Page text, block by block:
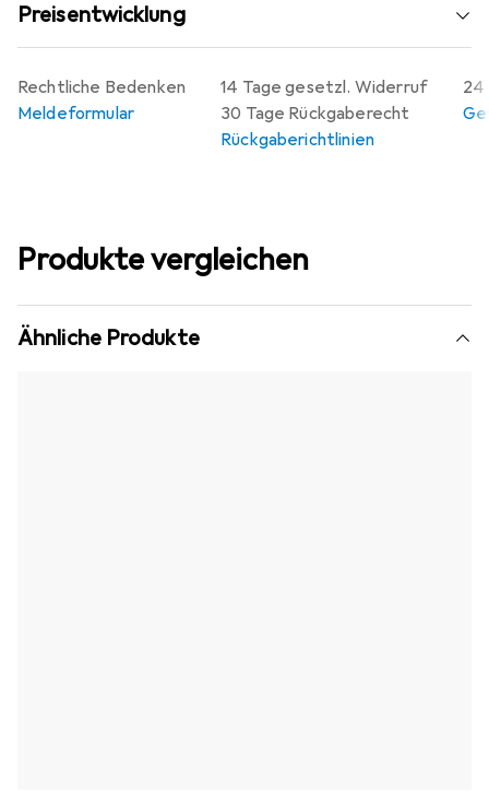
Preisentwicklung
14 Tage gesetzl. Widerruf
30 Tage Rückgaberecht
Rückgaberichtlinien
24
Rechtliche Bedenken
Meldeformular
Produkte vergleichen
Ähnliche Produkte